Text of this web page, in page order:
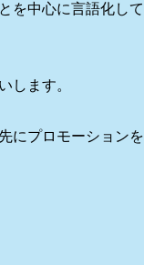
を中心に言語化して
します。
にプロモーションを